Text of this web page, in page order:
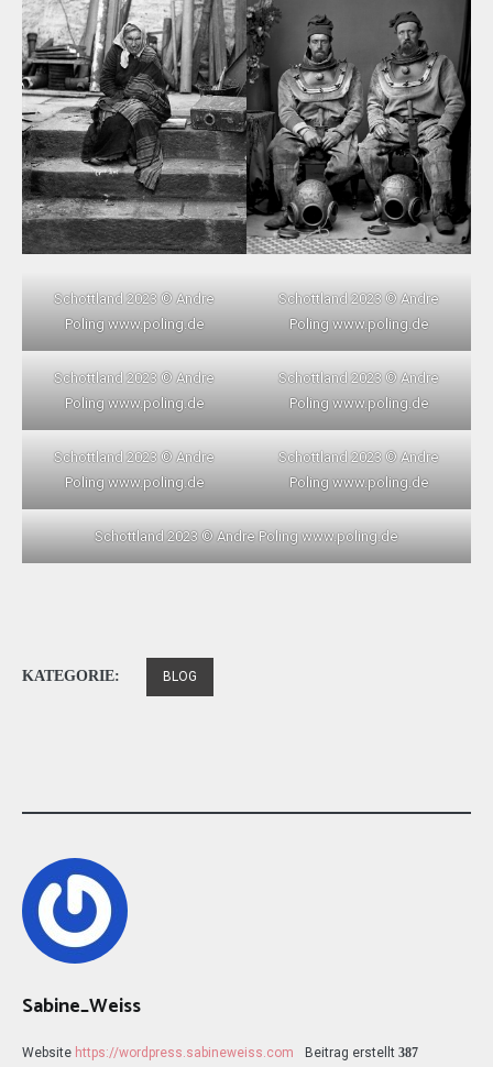
Schottland 2023 © Andre
Poling www.poling.de
Schottland 2023 © Andre
Poling www.poling.de
Schottland 2023 © Andre
Poling www.poling.de
Schottland 2023 © Andre
Poling www.poling.de
Schottland 2023 © Andre
Poling www.poling.de
Schottland 2023 © Andre
Poling www.poling.de
Schottland 2023 © Andre Poling www.poling.de
KATEGORIE: BLOG
Sabine_Weiss
Website https://wordpress.sabineweiss.com Beitrag erstellt 387